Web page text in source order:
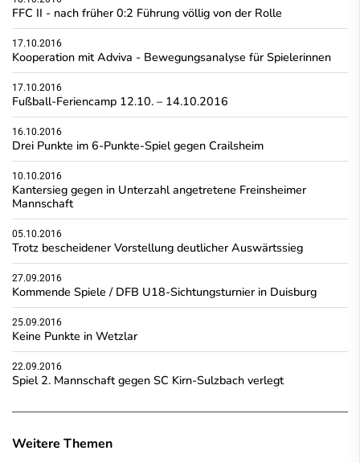
FFC II - nach früher 0:2 Führung völlig von der Rolle
17.10.2016
Kooperation mit Adviva - Bewegungsanalyse für Spielerinnen
17.10.2016
Fußball-Feriencamp 12.10. – 14.10.2016
16.10.2016
Drei Punkte im 6-Punkte-Spiel gegen Crailsheim
10.10.2016
Kantersieg gegen in Unterzahl angetretene Freinsheimer
Mannschaft
05.10.2016
Trotz bescheidener Vorstellung deutlicher Auswärtssieg
27.09.2016
Kommende Spiele / DFB U18-Sichtungsturnier in Duisburg
25.09.2016
Keine Punkte in Wetzlar
22.09.2016
Spiel 2. Mannschaft gegen SC Kirn-Sulzbach verlegt
Weitere Themen